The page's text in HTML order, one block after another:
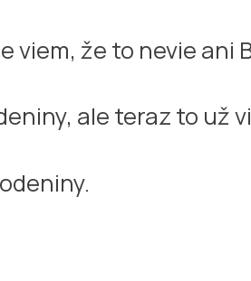
viem, že to nevie ani
ale teraz to už